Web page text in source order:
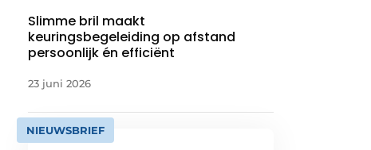
Slimme bril maakt
keuringsbegeleiding op afstand
persoonlijk én efficiënt
23 juni 2026
NIEUWSBRIEF